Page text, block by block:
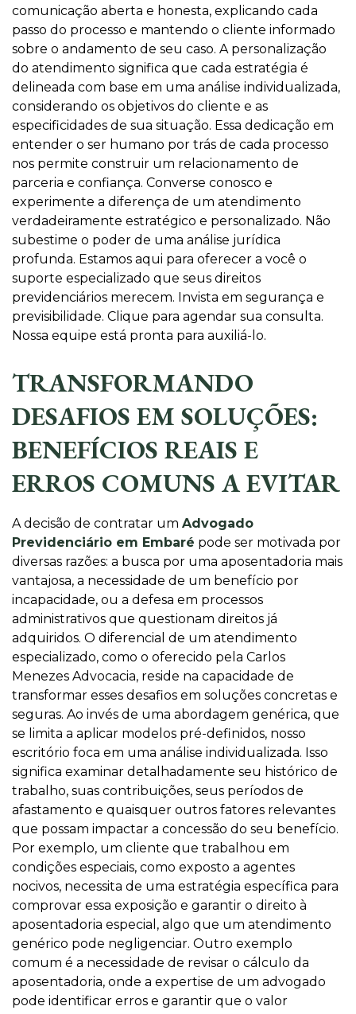
comunicação aberta e honesta, explicando cada
passo do processo e mantendo o cliente informado
sobre o andamento de seu caso. A personalização
do atendimento significa que cada estratégia é
delineada com base em uma análise individualizada,
considerando os objetivos do cliente e as
especificidades de sua situação. Essa dedicação em
entender o ser humano por trás de cada processo
nos permite construir um relacionamento de
parceria e confiança. Converse conosco e
experimente a diferença de um atendimento
verdadeiramente estratégico e personalizado. Não
subestime o poder de uma análise jurídica
profunda. Estamos aqui para oferecer a você o
suporte especializado que seus direitos
previdenciários merecem. Invista em segurança e
previsibilidade. Clique para agendar sua consulta.
Nossa equipe está pronta para auxiliá-lo.
TRANSFORMANDO
DESAFIOS EM SOLUÇÕES:
BENEFÍCIOS REAIS E
ERROS COMUNS A EVITAR
A decisão de contratar um Advogado
Previdenciário em Embaré pode ser motivada por
diversas razões: a busca por uma aposentadoria mais
vantajosa, a necessidade de um benefício por
incapacidade, ou a defesa em processos
administrativos que questionam direitos já
adquiridos. O diferencial de um atendimento
especializado, como o oferecido pela Carlos
Menezes Advocacia, reside na capacidade de
transformar esses desafios em soluções concretas e
seguras. Ao invés de uma abordagem genérica, que
se limita a aplicar modelos pré-definidos, nosso
escritório foca em uma análise individualizada. Isso
significa examinar detalhadamente seu histórico de
trabalho, suas contribuições, seus períodos de
afastamento e quaisquer outros fatores relevantes
que possam impactar a concessão do seu benefício.
Por exemplo, um cliente que trabalhou em
condições especiais, como exposto a agentes
nocivos, necessita de uma estratégia específica para
comprovar essa exposição e garantir o direito à
aposentadoria especial, algo que um atendimento
genérico pode negligenciar. Outro exemplo
comum é a necessidade de revisar o cálculo da
aposentadoria, onde a expertise de um advogado
pode identificar erros e garantir que o valor